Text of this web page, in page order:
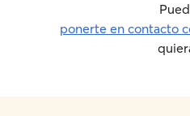
ponerte en contacto